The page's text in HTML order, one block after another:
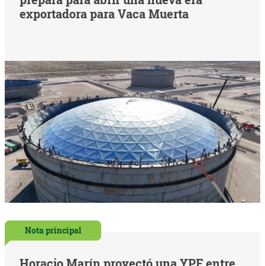
exportadora para Vaca Muerta
Nota principal